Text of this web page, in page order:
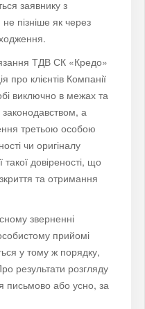
заявнику з
пізніше як через
ТДВ СК «Кредо»
клієнтів Компанії
виключно в межах та
а
третьою особою
чи оригіналу
такої довіреності, що
та отримання
зверненні
прийомі
у тому ж порядку,
результати розгляду
письмово або усно, за